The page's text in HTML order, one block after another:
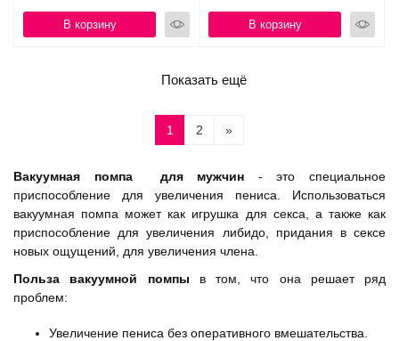
В корзину В корзину
Показать ещё
1 2 »
Вакуумная помпа для мужчин - это специальное
приспособление для увеличения пениса. Использоваться
вакуумная помпа может как игрушка для секса, а также как
приспособление для увеличения либидо, придания в сексе
новых ощущений, для увеличения члена.
Польза вакуумной помпы в том, что она решает ряд
проблем:
Увеличение пениса без оперативного вмешательства.